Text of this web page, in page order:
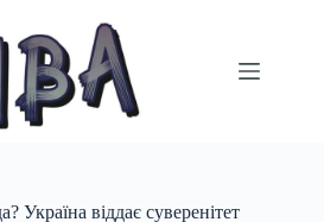
Україна віддає суверенітет